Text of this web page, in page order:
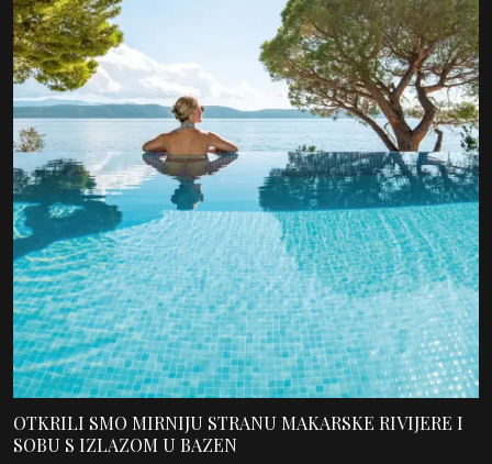
OTKRILI SMO MIRNIJU STRANU MAKARSKE RIVIJERE I
SOBU S IZLAZOM U BAZEN